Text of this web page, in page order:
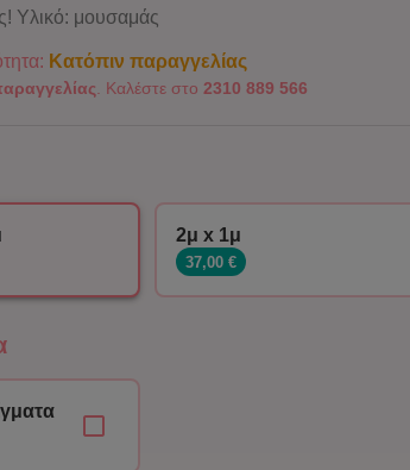
Υλικό: μουσαμάς
Κατόπιν παραγγελίας
. Καλέστε στο 2310 889 566
2μ x 1μ
37,00 €